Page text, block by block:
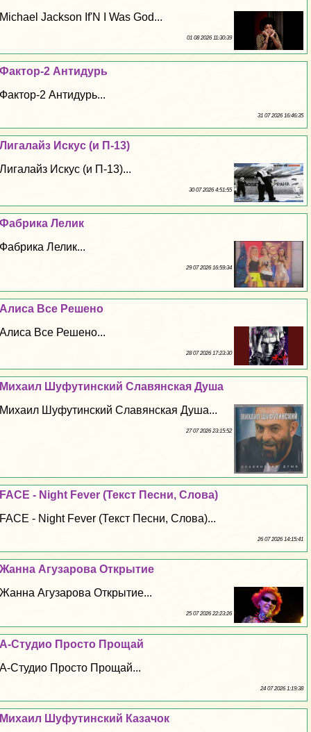
Michael Jackson If'N I Was God...
01 08 2026 11:30:39
Фактор-2 Антидурь
Фактор-2 Антидурь...
31 07 2026 16:46:35
Лигалайз Искус (и П-13)
Лигалайз Искус (и П-13)...
30 07 2026 4:51:55
Фабрика Лелик
Фабрика Лелик...
29 07 2026 16:59:34
Алиса Все Решено
Алиса Все Решено...
28 07 2026 17:23:30
Михаил Шуфутинский Славянская Душа
Михаил Шуфутинский Славянская Душа...
27 07 2026 23:15:52
FACE - Night Fever (Текст Песни, Слова)
FACE - Night Fever (Текст Песни, Слова)...
26 07 2026 14:15:41
Жанна Агузарова Открытие
Жанна Агузарова Открытие...
25 07 2026 22:23:26
А-Студио Просто Прощай
А-Студио Просто Прощай...
24 07 2026 1:19:38
Михаил Шуфутинский Казачок